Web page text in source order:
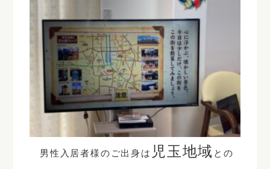
男性入居者様のご出身は 児玉地域 との